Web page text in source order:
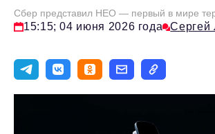
Сбер представил НЕО — первый в мире
15:15; 04 июня 2026 года Сергей